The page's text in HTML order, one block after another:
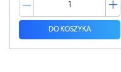
DO KOSZYKA